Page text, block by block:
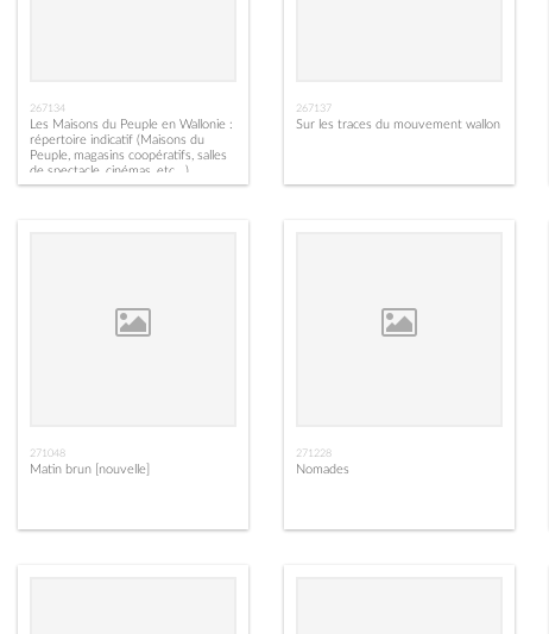
267134
Les Maisons du Peuple en Wallonie :
répertoire indicatif (Maisons du
Peuple, magasins coopératifs, salles
de spectacle, cinémas, etc...)
267137
Sur les traces du mouvement wallon
271048
Matin brun [nouvelle]
271228
Nomades